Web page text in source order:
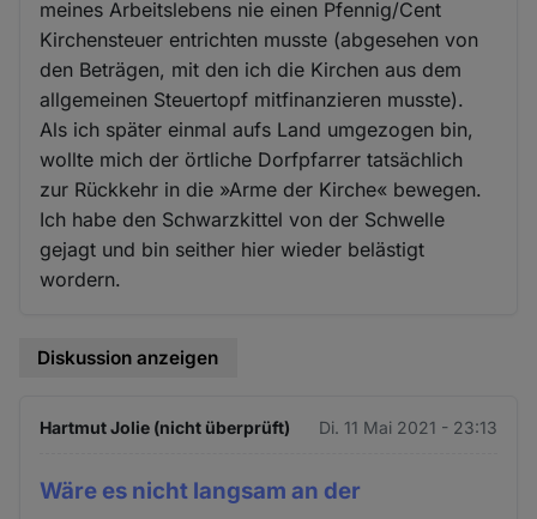
meines Arbeitslebens nie einen Pfennig/Cent
Kirchensteuer entrichten musste (abgesehen von
den Beträgen, mit den ich die Kirchen aus dem
allgemeinen Steuertopf mitfinanzieren musste).
Als ich später einmal aufs Land umgezogen bin,
wollte mich der örtliche Dorfpfarrer tatsächlich
zur Rückkehr in die »Arme der Kirche« bewegen.
Ich habe den Schwarzkittel von der Schwelle
gejagt und bin seither hier wieder belästigt
wordern.
Diskussion anzeigen
Hartmut Jolie (nicht überprüft) Di. 11 Mai 2021 - 23:13
Wäre es nicht langsam an der